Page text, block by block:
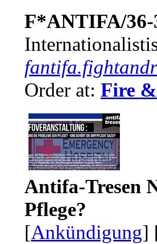
F*ANTIFA/36-
Order at: Fire
Antifa-Tresen
Pflege?
[Ankündigung]